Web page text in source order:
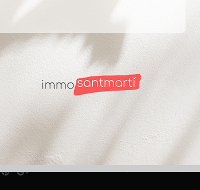
8 (esquina C/
933 14 85 41
Suscríbete
SI autorizo a recibir
He leído y acepto la
Te informamos que los datos personales,
finalidad de prestarte el servicio solicitado.
durante los años necesarios para cumplir con
casos en que exista una obligación legal.
solicitar su supresión cuando los datos ya no